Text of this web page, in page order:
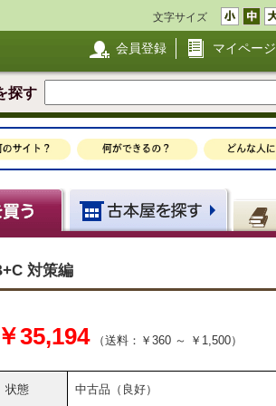
文字サイズ
会員登録 マイページ
探す
対策編
￥35,194（送料：￥360 ～ ￥1,500）
状態 中古品（良好）